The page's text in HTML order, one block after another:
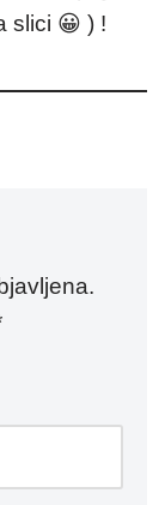
slici 😀 ) !